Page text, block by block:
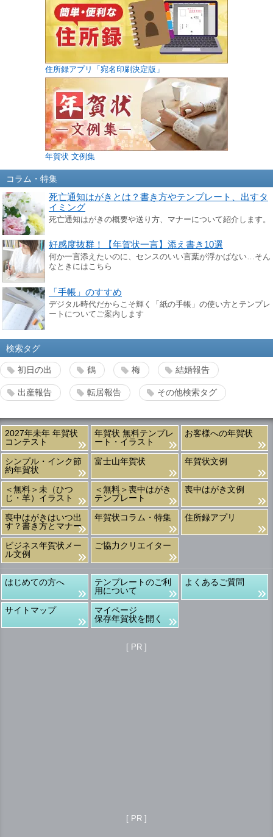
住所録アプリ「宛名印刷決定版」
年賀状 文例集
コラム・特集
死亡通知はがきとは？書き方やテンプレート、出すタ
イミング
死亡通知はがきの概要や送り方、マナーについて紹介します。
好感度抜群！【年賀状一言】添え書き10選
何か一言添えたいのに、センスのいい言葉が浮かばない…そん
なときにはこちら
「手帳」のすすめ
デジタル時代だからこそ輝く「紙の手帳」の使い方とテンプレ
ートについてご案内します
検索タグ
初日の出 鶴 梅 結婚報告
出産報告 転居報告 その他検索タグ
2027年未年 年賀状
コンテスト
年賀状 無料テンプレ
ート・イラスト
お客様への年賀状
シンプル・インク節
約年賀状
富士山年賀状 年賀状文例
＜無料＞未（ひつ
じ・羊）イラスト
＜無料＞喪中はがき
テンプレート
喪中はがき文例
喪中はがきはいつ出
す？書き方とマナー
年賀状コラム・特集 住所録アプリ
ビジネス年賀状メー
ル文例
ご協力クリエイター
はじめての方へ
テンプレートのご利
用について
よくあるご質問
サイトマップ
マイページ
保存年賀状を開く
[ PR ]
[ PR ]